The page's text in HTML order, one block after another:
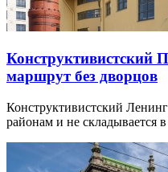
Конструктивистский
маршрут без дворцов
Конструктивистский
районам и не